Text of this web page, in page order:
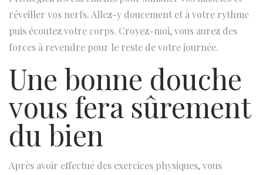
réveiller vos nerfs. Allez-y doucement et à votre rythme
puis écoutez votre corps. Croyez-moi, vous aurez des
forces à revendre pour le reste de votre journée.
Une bonne douche
vous fera sûrement
du bien
Après avoir effectué des exercices physiques, vous